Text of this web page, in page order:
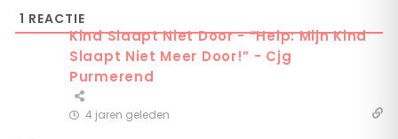
1 REACTIE
Kind Slaapt Niet Door - “Help: Mijn Kind
Slaapt Niet Meer Door!” - Cjg
Purmerend
4 jaren geleden